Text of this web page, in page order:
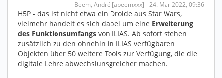
Beem, André [abeemxxx] - 24. Mär 2022, 09:36
H5P - das ist nicht etwa ein Droide aus Star Wars,
vielmehr handelt es sich dabei um eine Erweiterung
des Funktionsumfangs von ILIAS. Ab sofort stehen
zusätzlich zu den ohnehin in ILIAS verfügbaren
Objekten über 50 weitere Tools zur Verfügung, die die
digitale Lehre abwechslunsgreicher machen.